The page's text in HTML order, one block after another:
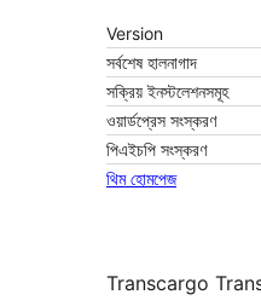
Version
সর্বশেষ হালনাগাদ
সক্রিয় ইনস্টলেশনসমূহ
ওয়ার্ডপ্রেস সংস্করণ
পিএইচপি সংস্করণ
থিম হোমপেজ
Transcargo